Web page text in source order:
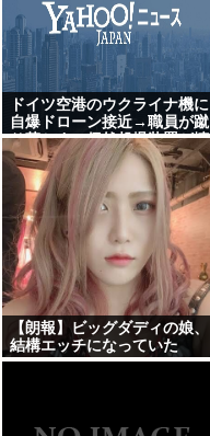
ドイツ空港のウクライナ機に
自爆ドローン接近→職員が蹴
り落とす→偶然起爆装置が壊
れセーフ
【朗報】ビッグダディの娘、
結構エッチになっていた